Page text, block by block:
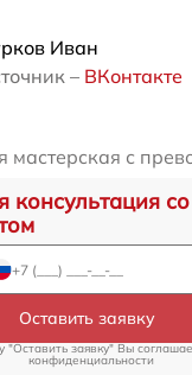
Иван
– ВКонтакте
мастерская с
консультация со
Оставить заявку
"Оставить заявку" Вы
конфиденциальности